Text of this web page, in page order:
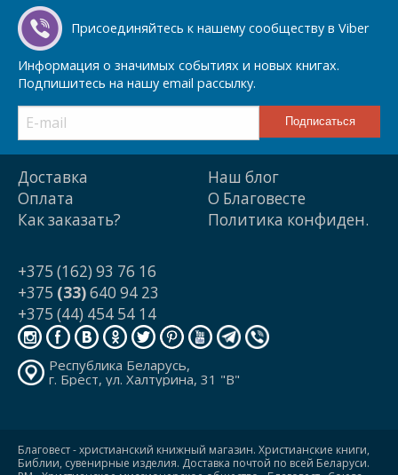
Присоединяйтесь к нашему сообществу в Viber
Информация о значимых событиях и новых книгах.
Подпишитесь на нашу email рассылку.
Доставка
Оплата
Как заказать?
Наш блог
О Благовесте
Политика конфиден.
+375 (162) 93 76 16
+375 (33)640 94 23
+375 (44) 454 54 14
Республика Беларусь,
г. Брест, ул. Халтурина, 31 "В"
Благовест - христианский книжный магазин. Христианские книги,
Библии, сувенирные изделия. Доставка почтой по всей Беларуси.